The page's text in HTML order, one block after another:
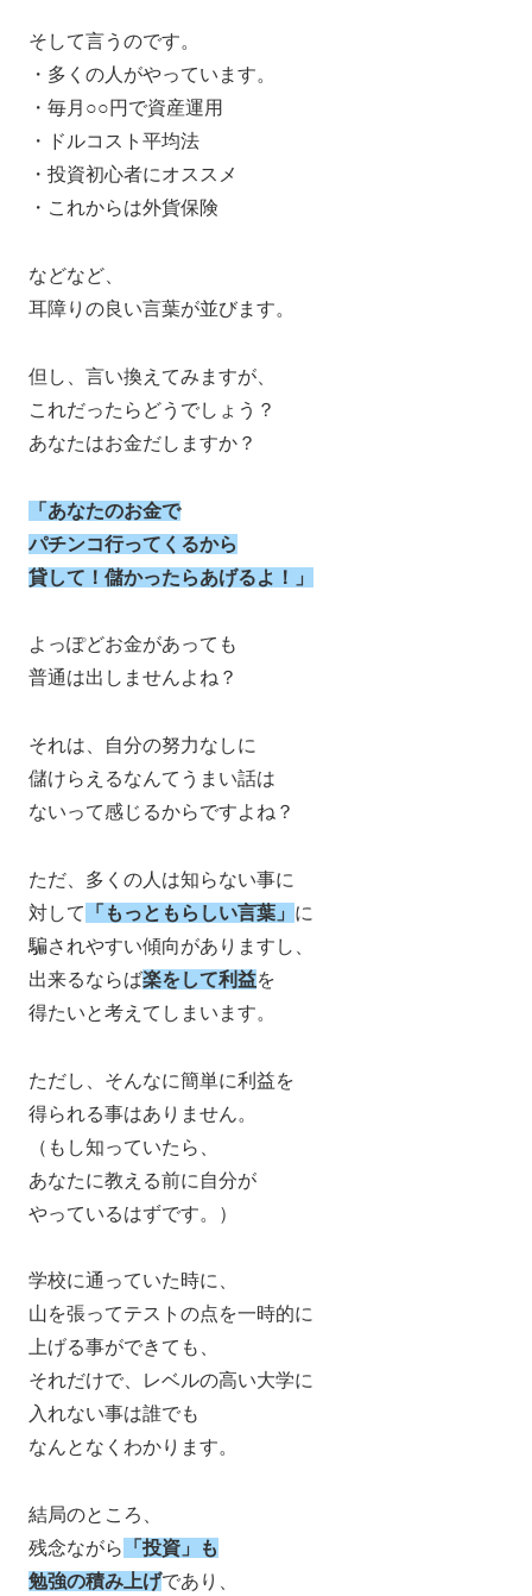
そして言うのです。
・多くの人がやっています。
・毎月○○円で資産運用
・ドルコスト平均法
・投資初心者にオススメ
・これからは外貨保険
などなど、
耳障りの良い言葉が並びます。
但し、言い換えてみますが、
これだったらどうでしょう？
あなたはお金だしますか？
「あなたのお金で
パチンコ行ってくるから
貸して！儲かったらあげるよ！」
よっぽどお金があっても
普通は出しませんよね？
それは、自分の努力なしに
儲けらえるなんてうまい話は
ないって感じるからですよね？
ただ、多くの人は知らない事に
対して
「もっともらしい言葉」 に
騙されやすい傾向がありますし、
出来るならば楽をして利益を
得たいと考えてしまいます。
ただし、そんなに簡単に利益を
得られる事はありません。
（もし知っていたら、
あなたに教える前に自分が
やっているはずです。）
学校に通っていた時に、
山を張ってテストの点を一時的に
上げる事ができても、
それだけで、レベルの高い大学に
入れない事は誰でも
なんとなくわかります。
結局のところ、
残念ながら
「投資」も
勉強の積み上げであり、